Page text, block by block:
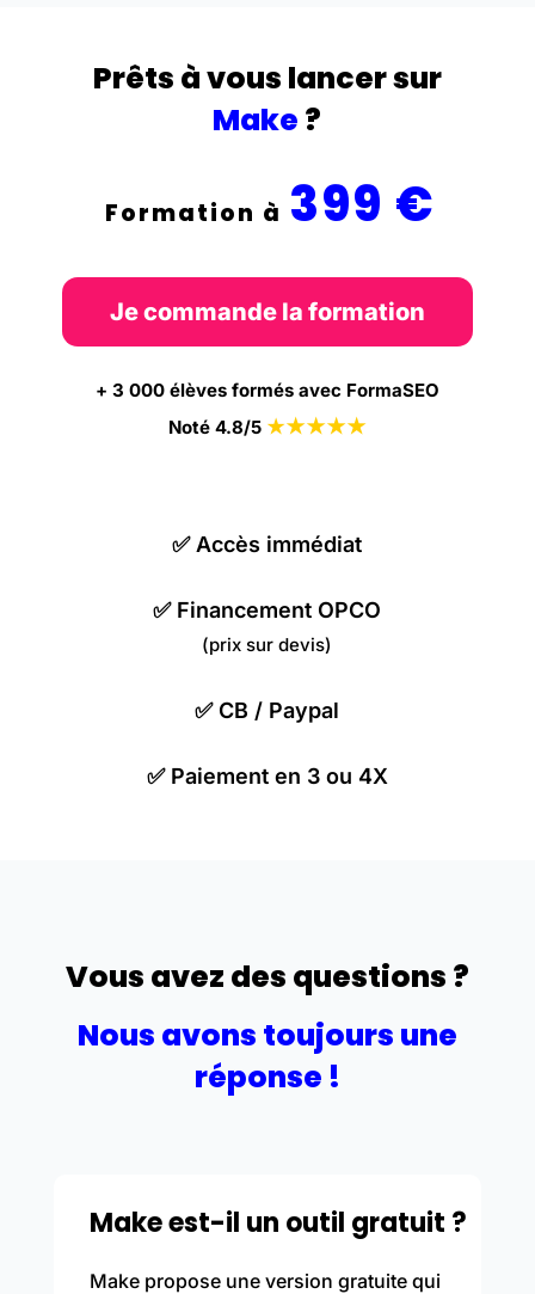
Prêts à vous lancer sur
Make ?
Formation à 399 €
Je commande la formation
+ 3 000 élèves formés avec FormaSEO
Noté 4.8/5 ★★★★★
✅ Accès immédiat
✅ Financement OPCO
(prix sur devis)
✅ CB / Paypal
✅ Paiement en 3 ou 4X
Vous avez des questions ?
Nous avons toujours une
réponse !
Make est-il un outil gratuit ?
Make propose une version gratuite qui